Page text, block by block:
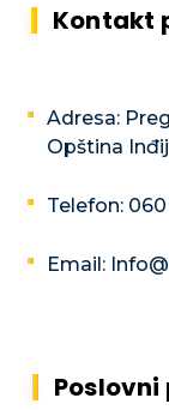
Kontakt
Adresa:
Opština
Telefon:
Email: